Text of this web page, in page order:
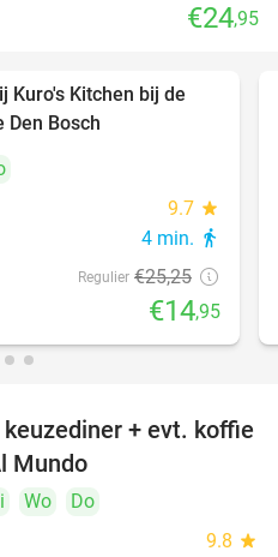
€24,95
Kuro's Kitchen bij de
Den Bosch
9.7 star
4 min. directions_walk
Regulier €25,25
€14,95
27%
+ evt. koffie
Mundo
Wo
Do
9.8 star